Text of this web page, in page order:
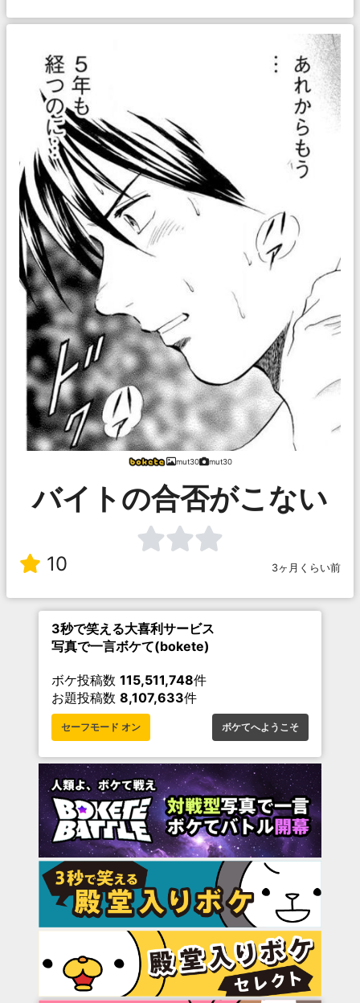
mut30 mut30
バイトの合否がこない
10 3ヶ月くらい前
3秒で笑える大喜利サービス
写真で一言ボケて(bokete)
ボケ投稿数 115,511,748件
お題投稿数 8,107,633件
セーフモード オン ボケてへようこそ